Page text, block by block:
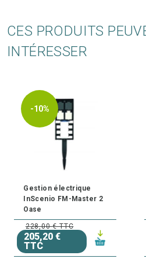
CES PRODUITS
INTÉRESSER
-10%
Gestion électrique
InScenio FM-Master 2
Oase
228,00 € TTC
205,20 €
TTC